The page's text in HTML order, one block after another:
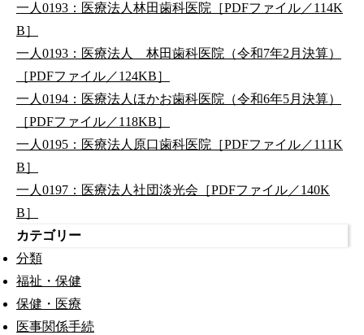
一人0193：医療法人林田歯科医院［PDFファイル／114K
B］
一人0193：医療法人 林田歯科医院（令和7年2月決算）
［PDFファイル／124KB］
一人0194：医療法人ほかお歯科医院（令和6年5月決算）
［PDFファイル／118KB］
一人0195：医療法人原口歯科医院［PDFファイル／111K
B］
一人0197：医療法人社団淡光会［PDFファイル／140K
B］
カテゴリー
分類
福祉・保健
保健・医療
医事関係手続